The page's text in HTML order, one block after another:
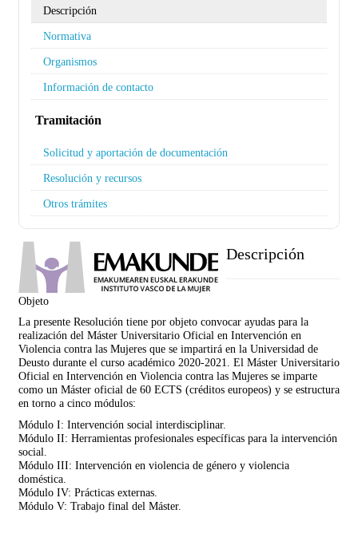
Descripción
Normativa
Organismos
Información de contacto
Tramitación
Solicitud y aportación de documentación
Resolución y recursos
Otros trámites
Descripción
Objeto
La presente Resolución tiene por objeto convocar ayudas para la
realización del Máster Universitario Oficial en Intervención en
Violencia contra las Mujeres que se impartirá en la Universidad de
Deusto durante el curso académico 2020-2021. El Máster Universitario
Oficial en Intervención en Violencia contra las Mujeres se imparte
como un Máster oficial de 60 ECTS (créditos europeos) y se estructura
en torno a cinco módulos:
Módulo I: Intervención social interdisciplinar.
Módulo II: Herramientas profesionales específicas para la intervención
social.
Módulo III: Intervención en violencia de género y violencia
doméstica.
Módulo IV: Prácticas externas.
Módulo V: Trabajo final del Máster.